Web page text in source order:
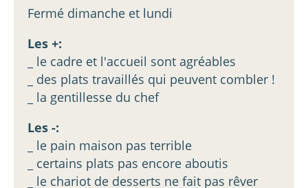
Fermé dimanche et lundi
Les +:
_ le cadre et l'accueil sont agréables
_ des plats travaillés qui peuvent combler !
_ la gentillesse du chef
Les -:
_ le pain maison pas terrible
_ certains plats pas encore aboutis
_ le chariot de desserts ne fait pas rêver